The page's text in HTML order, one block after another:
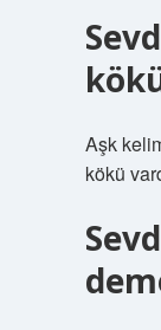
Aşk
kökü